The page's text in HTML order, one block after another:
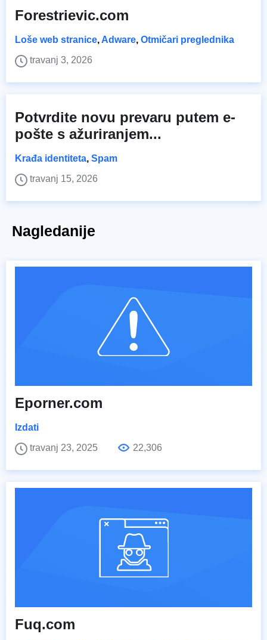
Forestrievic.com
Loše web stranice, Adware, Otmičari preglednika
travanj 3, 2026
Potvrdite novu prevaru putem e-
pošte s ažuriranjem...
Krađa identiteta, Spam
travanj 15, 2026
Nagledanije
Eporner.com
Izdati
travanj 23, 2025
22,306
Fuq.com